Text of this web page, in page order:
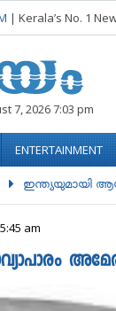
| Kerala’s No. 1
7, 2026 7:03 pm
ENTERTAINMENT
ഇന്ത്യയുമായി
am